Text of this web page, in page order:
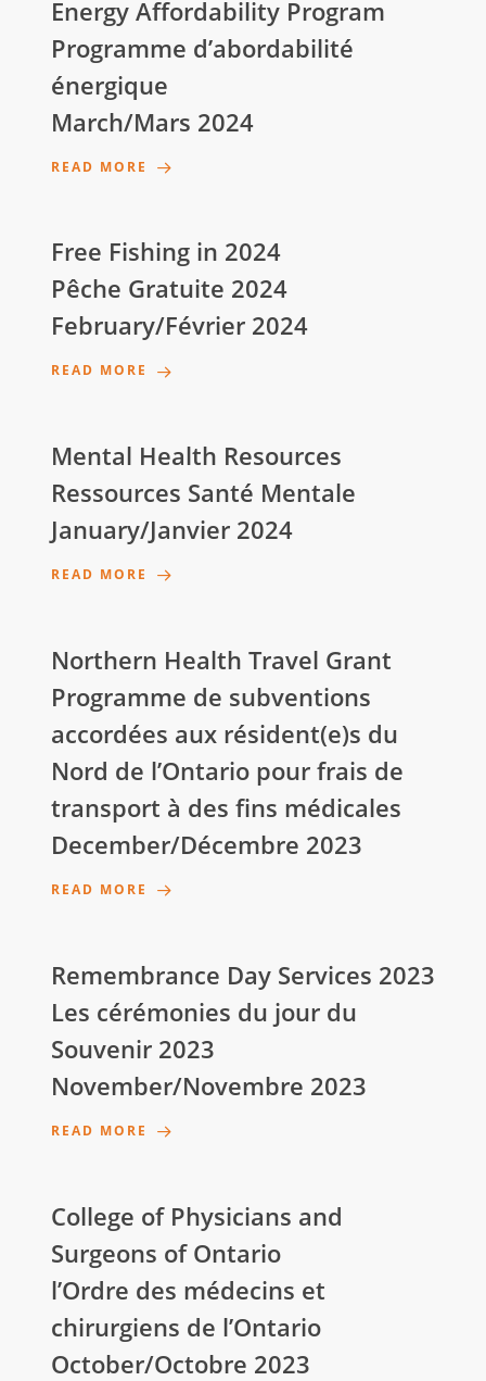
Energy Affordability Program
Programme d’abordabilité
énergique
March/Mars 2024
READ MORE
Free Fishing in 2024
Pêche Gratuite 2024
February/Février 2024
READ MORE
Mental Health Resources
Ressources Santé Mentale
January/Janvier 2024
READ MORE
Northern Health Travel Grant
Programme de subventions
accordées aux résident(e)s du
Nord de l’Ontario pour frais de
transport à des fins médicales
December/Décembre 2023
READ MORE
Remembrance Day Services 2023
Les cérémonies du jour du
Souvenir 2023
November/Novembre 2023
READ MORE
College of Physicians and
Surgeons of Ontario
l’Ordre des médecins et
chirurgiens de l’Ontario
October/Octobre 2023